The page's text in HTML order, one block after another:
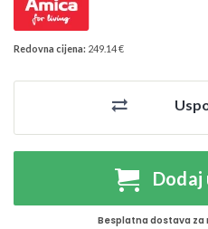
Redovna cijena: 249.14 €
Dodaj
Besplatna dostava za